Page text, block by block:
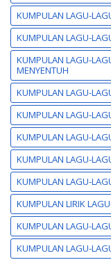
KUMPULAN LAGU-
KUMPULAN LAGU-
KUMPULAN LAGU-
MENYENTUH
KUMPULAN LAGU-
KUMPULAN LAGU-
KUMPULAN LAGU-
KUMPULAN LAGU-
KUMPULAN LAGU-
KUMPULAN LIRIK
KUMPULAN LAGU-
KUMPULAN LAGU-